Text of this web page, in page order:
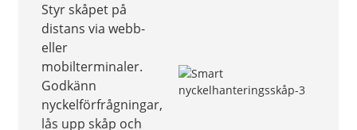
Styr skåpet på
distans via webb-
eller
mobilterminaler.
Godkänn
nyckelförfrågningar,
lås upp skåp och